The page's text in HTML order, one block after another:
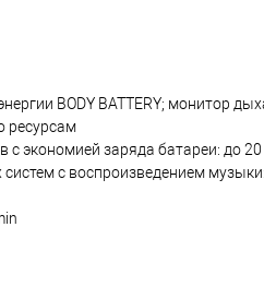
BODY BATTERY; монитор
ресурсам
экономией заряда батареи: до 20
с воспроизведением